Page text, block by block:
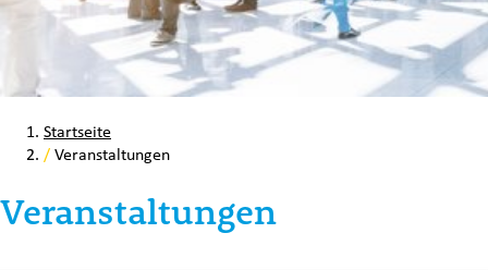
Startseite
/Veranstaltungen
Veranstaltungen